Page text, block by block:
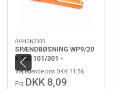
81913N2300
SPÆNDBØSNING WP9/20
+ TIG 101/301 -
STANDARD
Vejledende pris DKK 11,56
Fra DKK 8,09